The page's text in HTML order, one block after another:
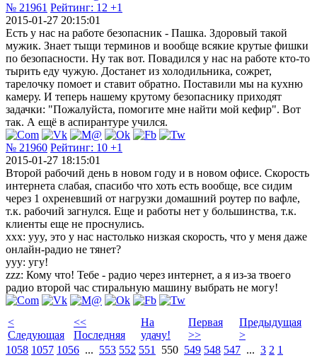
№ 21961 Рейтинг: 12 +1
2015-01-27 20:15:01
Есть у нас на работе безопасник - Пашка. Здоровый такой
мужик. Знает тыщи терминов и вообще всякие крутые фишки
по безопасности. Ну так вот. Повадился у нас на работе кто-то
тырить еду чужую. Достанет из холодильника, сожрет,
тарелочку помоет и ставит обратно. Поставили мы на кухню
камеру. И теперь нашему крутому безопаснику приходят
задачки: "Пожалуйста, помогите мне найти мой кефир". Вот
так. А ещё в аспирантуре учился.
№ 21960 Рейтинг: 10 +1
2015-01-27 18:15:01
Второй рабочий день в новом году и в новом офисе. Скорость
интернета слабая, спасибо что хоть есть вообще, все сидим
через 1 охреневший от нагрузки домашний роутер по вафле,
т.к. рабочий загнулся. Еще и работы нет у большинства, т.к.
клиенты еще не проснулись.
ххх: yyy, это у нас настолько низкая скорость, что у меня даже
онлайн-радио не тянет?
yyy: угу!
zzz: Кому что! Тебе - радио через интернет, а я из-за твоего
радио второй час стиральную машину выбрать не могу!
<
Следующая
<<
Последняя
На
удачу!
Первая
>>
Предыдущая
>
1058 1057 1056 ... 553 552 551 550 549 548 547 ... 3 2 1